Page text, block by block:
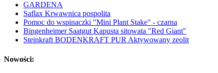
GARDENA
Saflax Krwawnica pospolita
Pomoc do wspinaczki "Mini Plant Stake" - czarna
Bingenheimer Saatgut Kapusta sitowata "Red Giant"
Steinkraft BODENKRAFT PUR Aktywowany zeolit
Nowości: